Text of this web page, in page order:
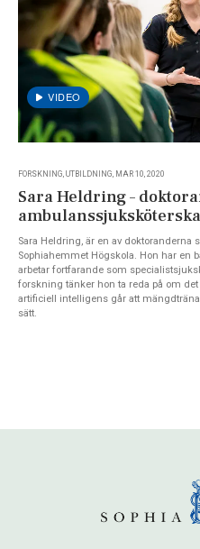
FORSKNING, UTBILDNING, MAR 10, 2020
Sara Heldring –
ambulanssjuksköterska
Sara Heldring, är en av
Sophiahemmet Högskola. Hon har en
arbetar fortfarande som
forskning tänker hon ta reda på om
artificiell intelligens går att
sätt.